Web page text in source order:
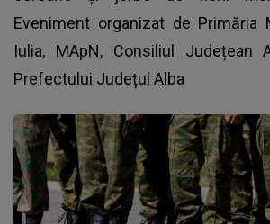
Eveniment organizat de Primăria
Iulia, MApN, Consiliul Județean
Prefectului Județul Alba